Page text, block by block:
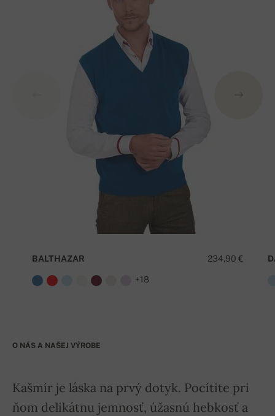
234,90 €
BALTHAZAR
+18
O NÁS A NAŠEJ VÝROBE
Kašmír je láska na prvý dotyk. Pocítite pri
ňom delikátnu jemnosť, úžasnú hebkosť a